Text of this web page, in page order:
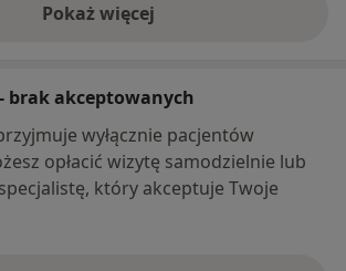
Pokaż więcej
o adresie
brak akceptowanych
wyłącznie pacjentów
opłacić wizytę samodzielnie lub
który akceptuje Twoje